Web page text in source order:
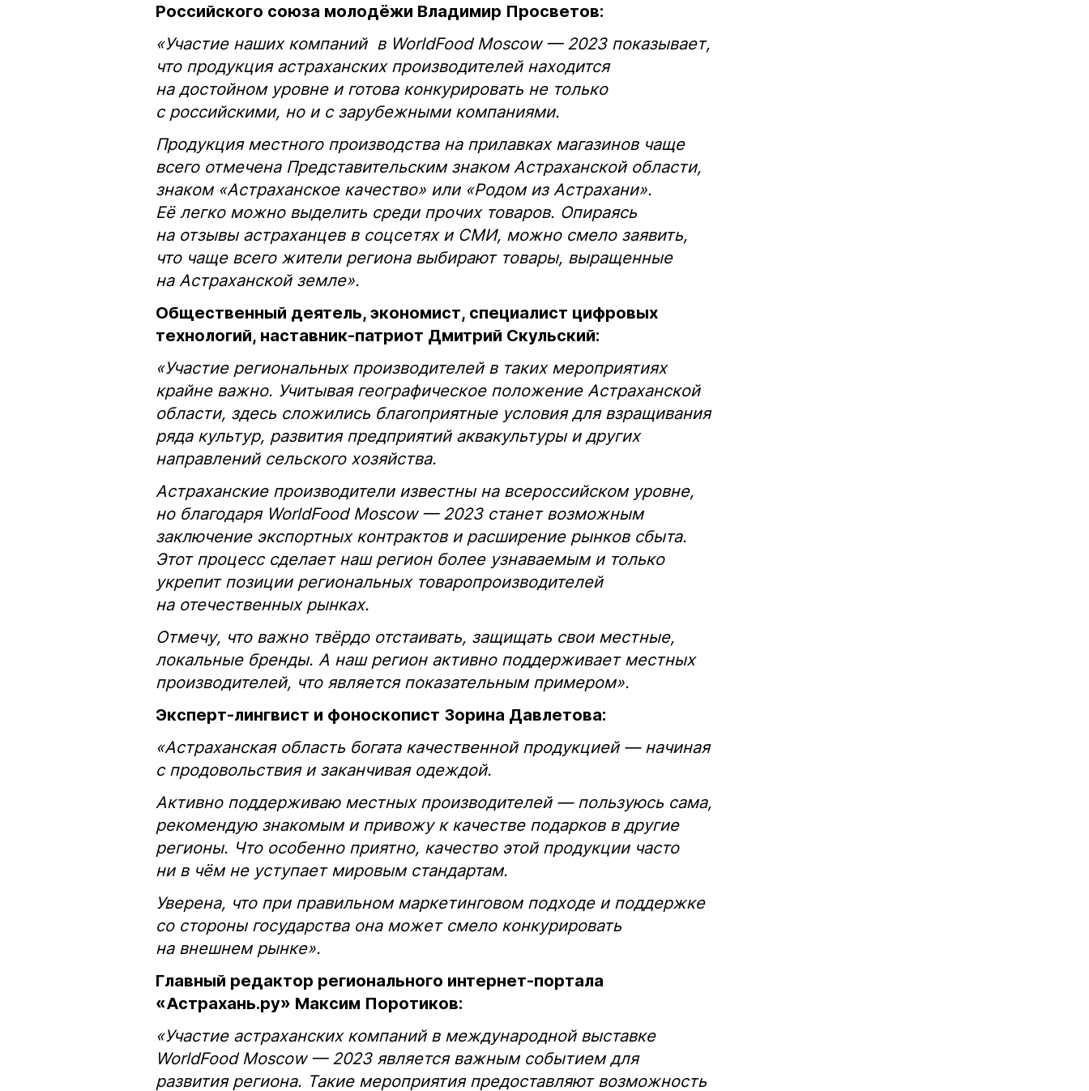
Российского союза молодёжи Владимир Просветов:
«Участие наших компаний в WorldFood Moscow — 2023 показывает,
что продукция астраханских производителей находится
на достойном уровне и готова конкурировать не только
с российскими, но и с зарубежными компаниями.
Продукция местного производства на прилавках магазинов чаще
всего отмечена Представительским знаком Астраханской области,
знаком «Астраханское качество» или «Родом из Астрахани».
Её легко можно выделить среди прочих товаров. Опираясь
на отзывы астраханцев в соцсетях и СМИ, можно смело заявить,
что чаще всего жители региона выбирают товары, выращенные
на Астраханской земле».
Общественный деятель, экономист, специалист цифровых
технологий, наставник-патриот Дмитрий Скульский:
«Участие региональных производителей в таких мероприятиях
крайне важно. Учитывая географическое положение Астраханской
области, здесь сложились благоприятные условия для взращивания
ряда культур, развития предприятий аквакультуры и других
направлений сельского хозяйства.
Астраханские производители известны на всероссийском уровне,
но благодаря WorldFood Moscow — 2023 станет возможным
заключение экспортных контрактов и расширение рынков сбыта.
Этот процесс сделает наш регион более узнаваемым и только
укрепит позиции региональных товаропроизводителей
на отечественных рынках.
Отмечу, что важно твёрдо отстаивать, защищать свои местные,
локальные бренды. А наш регион активно поддерживает местных
производителей, что является показательным примером».
Эксперт-лингвист и фоноскопист Зорина Давлетова:
«Астраханская область богата качественной продукцией — начиная
с продовольствия и заканчивая одеждой.
Активно поддерживаю местных производителей — пользуюсь сама,
рекомендую знакомым и привожу к качестве подарков в другие
регионы. Что особенно приятно, качество этой продукции часто
ни в чём не уступает мировым стандартам.
Уверена, что при правильном маркетинговом подходе и поддержке
со стороны государства она может смело конкурировать
на внешнем рынке».
Главный редактор регионального интернет-портала
«Астрахань.ру» Максим Поротиков:
«Участие астраханских компаний в международной выставке
WorldFood Moscow — 2023 является важным событием для
развития региона. Такие мероприятия предоставляют возможность